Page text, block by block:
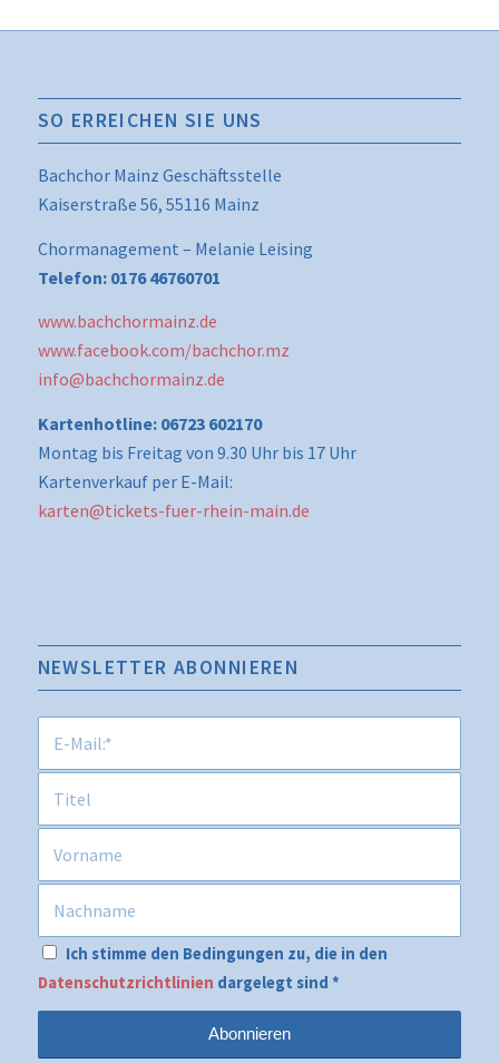
SO ERREICHEN SIE UNS
Bachchor Mainz Geschäftsstelle
Kaiserstraße 56, 55116 Mainz
Chormanagement – Melanie Leising
Telefon: 0176 46760701
www.bachchormainz.de
www.facebook.com/bachchor.mz
info@bachchormainz.de
Kartenhotline: 06723 602170
Montag bis Freitag von 9.30 Uhr bis 17 Uhr
Kartenverkauf per E-Mail:
karten@tickets-fuer-rhein-main.de
NEWSLETTER ABONNIEREN
Ich stimme den Bedingungen zu, die in den
Datenschutzrichtlinien dargelegt sind *